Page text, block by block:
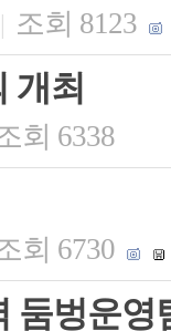
| 조회 8123
개최
회 6338
회 6730
둠벙운영